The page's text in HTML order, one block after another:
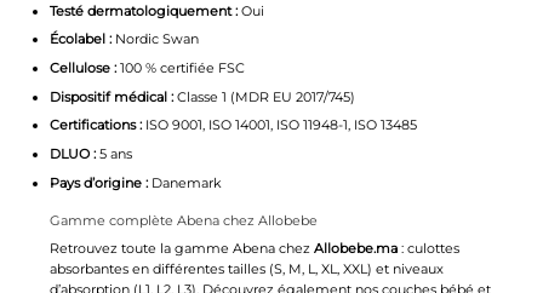
Testé dermatologiquement :Oui
Écolabel :Nordic Swan
Cellulose :100 % certifiée FSC
Dispositif médical :Classe 1 (MDR EU 2017/745)
Certifications :ISO 9001, ISO 14001, ISO 11948-1, ISO 13485
DLUO :5 ans
Pays d’origine :Danemark
Gamme complète Abena chez Allobebe
Retrouvez toute la gamme Abenachez Allobebe.ma: culottes
absorbantes en différentes tailles (S, M, L, XL, XXL) et niveaux
d’absorption (L1, L2, L3). Découvrez également nos couches bébé et